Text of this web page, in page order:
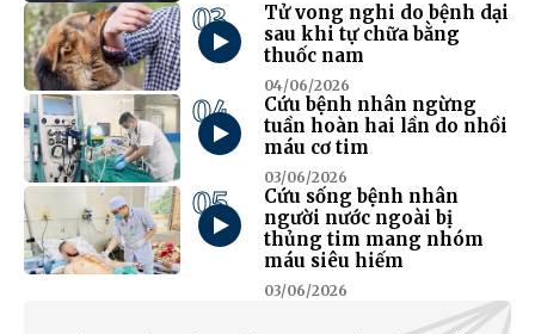
03
Tử vong nghi do bệnh dại
sau khi tự chữa bằng
thuốc nam
04/06/2026
04
Cứu bệnh nhân ngừng
tuần hoàn hai lần do nhồi
máu cơ tim
03/06/2026
05
Cứu sống bệnh nhân
người nước ngoài bị
thủng tim mang nhóm
máu siêu hiếm
03/06/2026